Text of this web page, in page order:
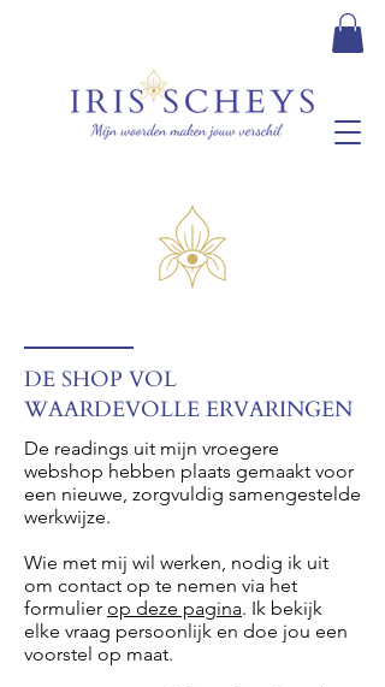
DE SHOP VOL
WAARDEVOLLE ERVARINGEN
De readings uit mijn vroegere
webshop hebben plaats gemaakt voor
een nieuwe, zorgvuldig samengestelde
werkwijze.
Wie met mij wil werken, nodig ik uit
om contact op te nemen via het
formulier op deze pagina. Ik bekijk
elke vraag persoonlijk en doe jou een
voorstel op maat.